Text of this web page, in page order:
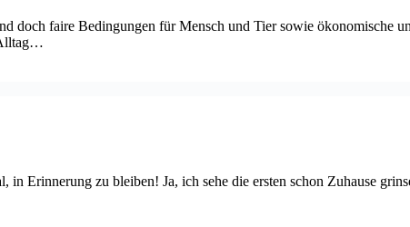
doch faire Bedingungen für Mensch und Tier sowie ökonomische
in Erinnerung zu bleiben! Ja, ich sehe die ersten schon Zuhause